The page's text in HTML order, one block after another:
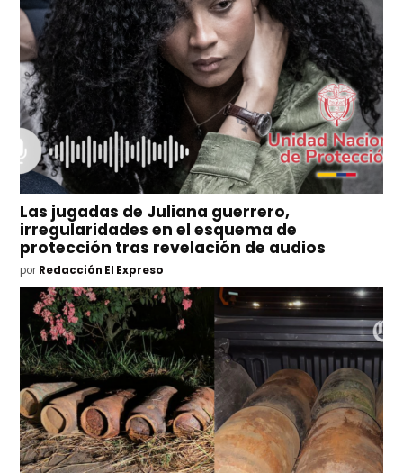
Las jugadas de Juliana guerrero,
irregularidades en el esquema de
protección tras revelación de audios
por Redacción El Expreso